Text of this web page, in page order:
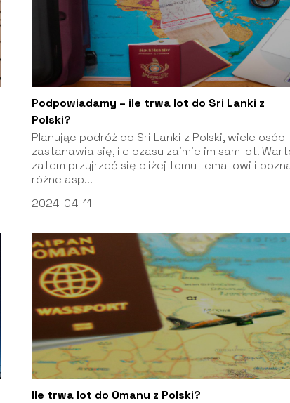
Podpowiadamy – ile trwa lot do Sri Lanki z
Polski?
Planując podróż do Sri Lanki z Polski, wiele osób
zastanawia się, ile czasu zajmie im sam lot.
zatem przyjrzeć się bliżej temu tematowi i
różne asp...
2024-04-11
Ile trwa lot do Omanu z Polski?